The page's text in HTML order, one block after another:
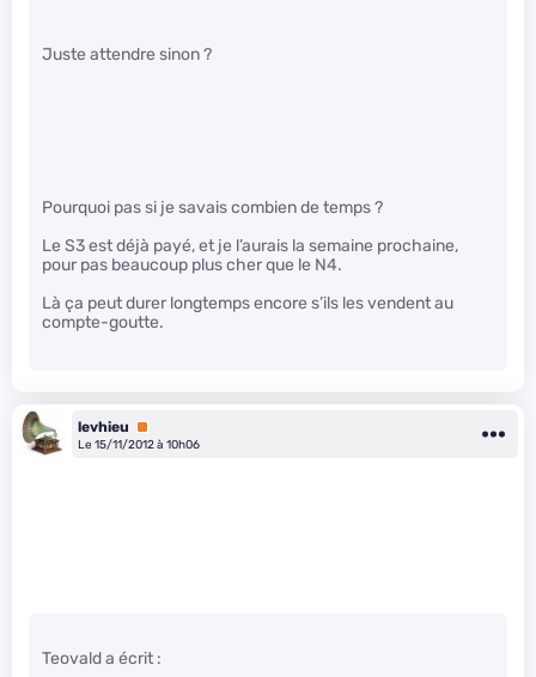
Juste attendre sinon ?
Pourquoi pas si je savais combien de temps ?
Le S3 est déjà payé, et je l’aurais la semaine prochaine,
pour pas beaucoup plus cher que le N4.
Là ça peut durer longtemps encore s’ils les vendent au
compte-goutte.
levhieu
Premium
Le 15/11/2012 à 10h06
Teovald a écrit :